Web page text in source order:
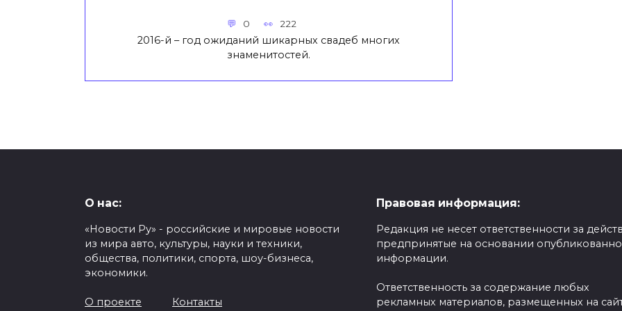
0 222
2016-й – год ожиданий шикарных свадеб многих
знаменитостей.
О нас:
«Новости Ру» - российские и мировые новости
из мира авто, культуры, науки и техники,
общества, политики, спорта, шоу-бизнеса,
экономики.
О проекте Контакты
Правовая информация:
Редакция не несет ответственности за
предпринятые на основании
информации.
Ответственность за содержание любых
рекламных материалов, размещенных на